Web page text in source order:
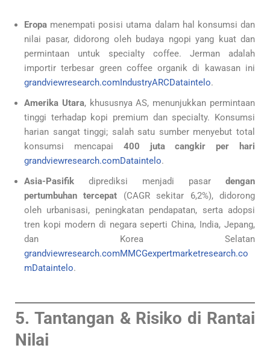
Eropa menempati posisi utama dalam hal konsumsi dan
nilai pasar, didorong oleh budaya ngopi yang kuat dan
permintaan untuk specialty coffee. Jerman adalah
importir terbesar green coffee organik di kawasan ini
grandviewresearch.comIndustryARCDataintelo.
Amerika Utara, khususnya AS, menunjukkan permintaan
tinggi terhadap kopi premium dan specialty. Konsumsi
harian sangat tinggi; salah satu sumber menyebut total
konsumsi mencapai 400 juta cangkir per hari
grandviewresearch.comDataintelo.
Asia-Pasifik diprediksi menjadi pasar dengan
pertumbuhan tercepat (CAGR sekitar 6,2%), didorong
oleh urbanisasi, peningkatan pendapatan, serta adopsi
tren kopi modern di negara seperti China, India, Jepang,
dan Korea Selatan
grandviewresearch.comMMCGexpertmarketresearch.co
mDataintelo.
5. Tantangan & Risiko di Rantai
Nilai